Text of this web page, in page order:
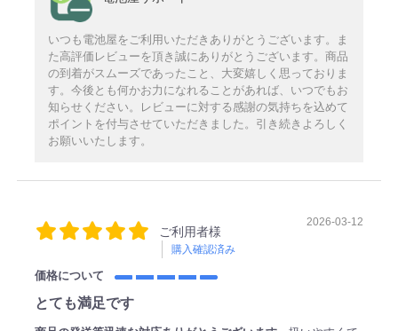
いつも電池屋をご利用いただきありがとうございます。ま
た高評価レビューを頂き誠にありがとうございます。商品
の到着がスムーズであったこと、大変嬉しく思っておりま
す。今後とも何かお力になれることがあれば、いつでもお
知らせください。レビューに対する感謝の気持ちを込めて
ポイントを付与させていただきました。引き続きよろしく
お願いいたします。
ご利用者様
購入確認済み
2026-03-12
価格について
とても満足です